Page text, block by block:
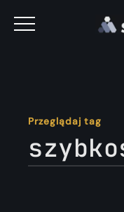
Przeglądaj tag